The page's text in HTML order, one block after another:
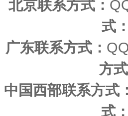
北京联系方式：
式：
广东联系方式：
方式
中国西部联系方式：
式：